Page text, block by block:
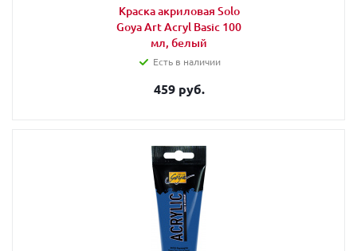
Краска акриловая Solo
Goya Art Acryl Basic 100
мл, белый
Есть в наличии
459 руб.